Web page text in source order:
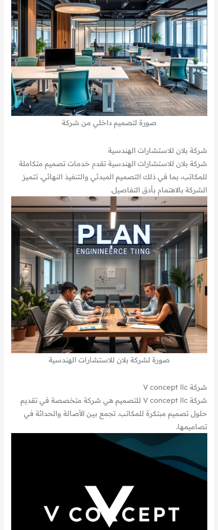
صورة لتصميم داخلي من شركة
شركة بلان للاستشارات الهندسية
شركة بلان للاستشارات الهندسية تقدم خدمات تصميم متكاملة
للمكاتب، بما في ذلك التصميم المبدئي والتنفيذ النهائي. تتميز
الشركة بالاهتمام بأدق التفاصيل.
صورة لشركة بلان للاستشارات الهندسية
شركة V concept llc
شركة V concept llc للتصميم هي شركة متخصصة في تقديم
حلول تصميم مبتكرة للمكاتب. تجمع بين الأصالة والحداثة في
تصاميمها.